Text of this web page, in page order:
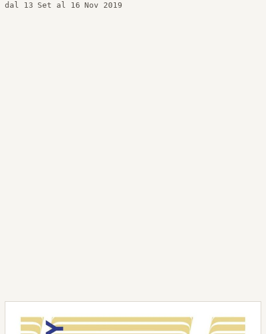
dal 13 Set al 16 Nov 2019